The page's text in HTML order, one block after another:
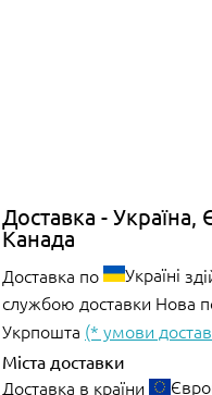
Доставка - Україна,
Канада
Доставка по Україні
службою доставки Нова
Укрпошта (* умови
Міста доставки
Доставка в країни